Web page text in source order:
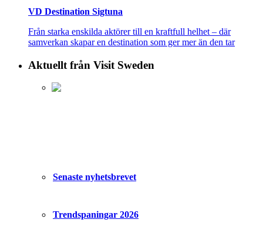
VD Destination Sigtuna
Från starka enskilda aktörer till en kraftfull helhet – där
samverkan skapar en destination som ger mer än den tar
Aktuellt från Visit Sweden
Senaste nyhetsbrevet
Trendspaningar 2026